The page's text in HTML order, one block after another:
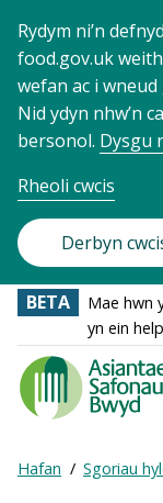
Rydym ni’n
food.gov.uk
wefan ac i
Nid ydyn nhw’n
bersonol. Dysgu
Rheoli cwcis
Derbyn
BETA Mae hwn
yn ein
Food
Standards
Agency
Frontpage
Breadcrumb
Hafan Sgoriau